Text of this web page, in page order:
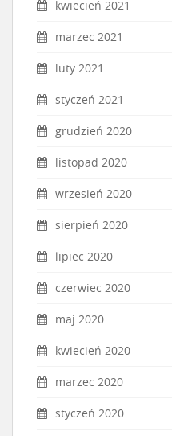
kwiecień 2021
marzec 2021
luty 2021
styczeń 2021
grudzień 2020
listopad 2020
wrzesień 2020
sierpień 2020
lipiec 2020
czerwiec 2020
maj 2020
kwiecień 2020
marzec 2020
styczeń 2020